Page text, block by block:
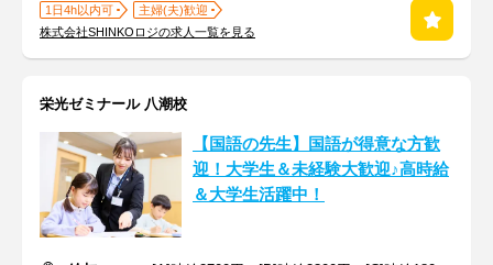
1日4h以内可
主婦(夫)歓迎
株式会社SHINKOロジの求人一覧を見る
栄光ゼミナール 八潮校
【国語の先生】国語が得意な方歓
迎！大学生＆未経験大歓迎♪高時給
＆大学生活躍中！